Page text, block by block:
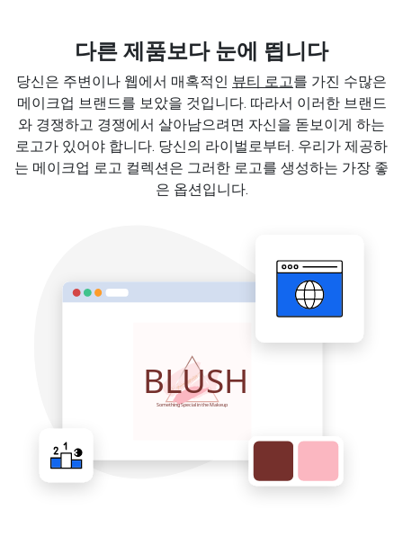
다른 제품보다 눈에 띕니다
당신은 주변이나 웹에서 매혹적인 뷰티 로고를 가진 수많은
메이크업 브랜드를 보았을 것입니다. 따라서 이러한 브랜드
와 경쟁하고 경쟁에서 살아남으려면 자신을 돋보이게 하는
로고가 있어야 합니다. 당신의 라이벌로부터. 우리가 제공하
는 메이크업 로고 컬렉션은 그러한 로고를 생성하는 가장 좋
은 옵션입니다.